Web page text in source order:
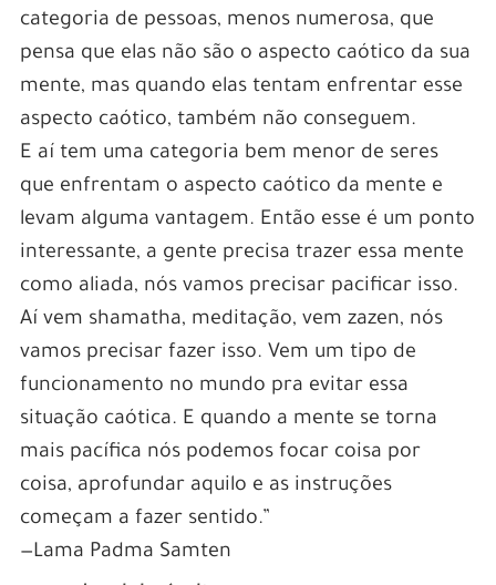
categoria de pessoas, menos numerosa, que
pensa que elas não são o aspecto caótico da sua
mente, mas quando elas tentam enfrentar esse
aspecto caótico, também não conseguem.
E aí tem uma categoria bem menor de seres
que enfrentam o aspecto caótico da mente e
levam alguma vantagem. Então esse é um ponto
interessante, a gente precisa trazer essa mente
como aliada, nós vamos precisar pacificar isso.
Aí vem shamatha, meditação, vem zazen, nós
vamos precisar fazer isso. Vem um tipo de
funcionamento no mundo pra evitar essa
situação caótica. E quando a mente se torna
mais pacífica nós podemos focar coisa por
coisa, aprofundar aquilo e as instruções
começam a fazer sentido.”
—Lama Padma Samten